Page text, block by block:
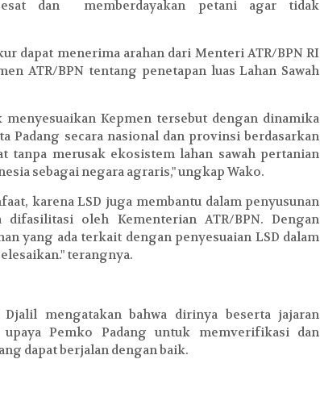
dan memberdayakan petani agar tidak
dapat menerima arahan dari Menteri ATR/BPN RI
ATR/BPN tentang penetapan luas Lahan Sawah
Kepmen tersebut dengan dinamika
Padang secara nasional dan provinsi berdasarkan
tanpa merusak ekosistem lahan sawah pertanian
sebagai negara agraris," ungkap Wako.
karena LSD juga membantu dalam penyusunan
oleh Kementerian ATR/BPN. Dengan
yang ada terkait dengan penyesuaian LSD dalam
terangnya.
mengatakan bahwa dirinya beserta jajaran
Pemko Padang untuk memverifikasi dan
dapat berjalan dengan baik.